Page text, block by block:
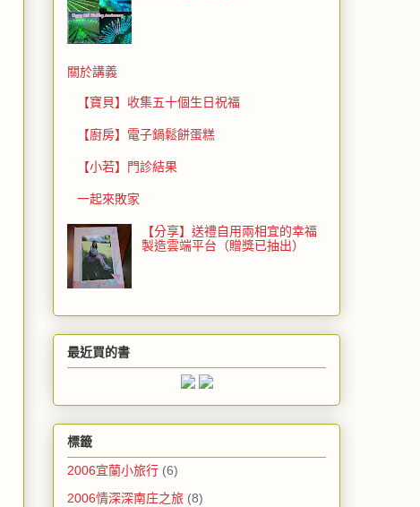
關於講義
【寶貝】收集五十個生日祝福
【廚房】電子鍋鬆餅蛋糕
【小若】門診結果
一起來敗家
【分享】送禮自用兩相宜的幸福
製造雲端平台（贈獎已抽出）
最近買的書
標籤
2006宜蘭小旅行 (6)
2006情深深南庄之旅 (8)